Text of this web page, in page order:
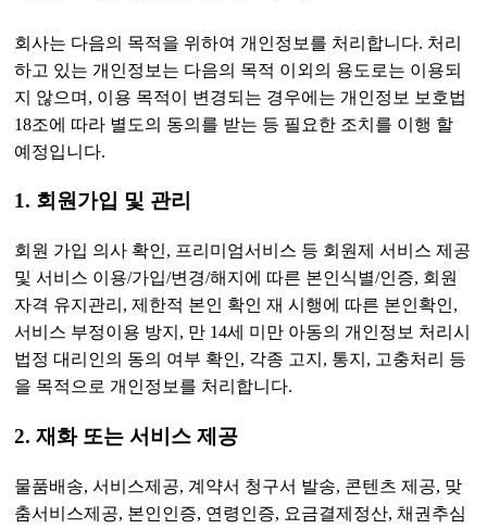
회사는 다음의 목적을 위하여 개인정보를 처리합니다. 처리
하고 있는 개인정보는 다음의 목적 이외의 용도로는 이용되
지 않으며, 이용 목적이 변경되는 경우에는 개인정보 보호법
18조에 따라 별도의 동의를 받는 등 필요한 조치를 이행 할
예정입니다.
1. 회원가입 및 관리
회원 가입 의사 확인, 프리미엄서비스 등 회원제 서비스 제공
및 서비스 이용/가입/변경/해지에 따른 본인식별/인증, 회원
자격 유지관리, 제한적 본인 확인 재 시행에 따른 본인확인,
서비스 부정이용 방지, 만 14세 미만 아동의 개인정보 처리시
법정 대리인의 동의 여부 확인, 각종 고지, 통지, 고충처리 등
을 목적으로 개인정보를 처리합니다.
2. 재화 또는 서비스 제공
물품배송, 서비스제공, 계약서 청구서 발송, 콘텐츠 제공, 맞
춤서비스제공, 본인인증, 연령인증, 요금결제정산, 채권추심